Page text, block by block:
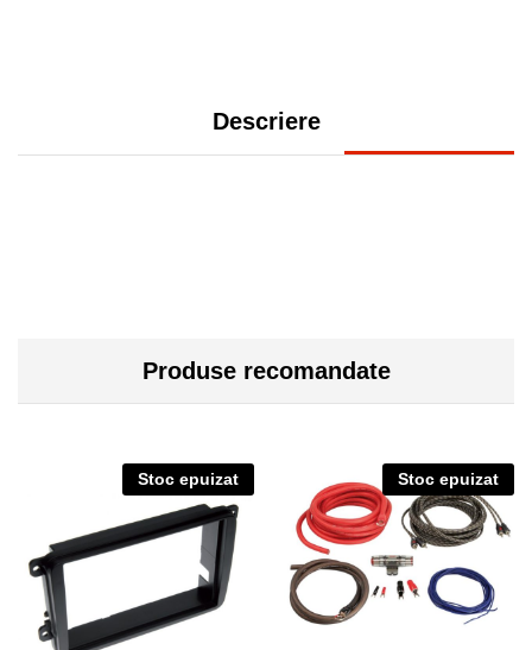
Descriere
Produse recomandate
Stoc epuizat Stoc epuizat